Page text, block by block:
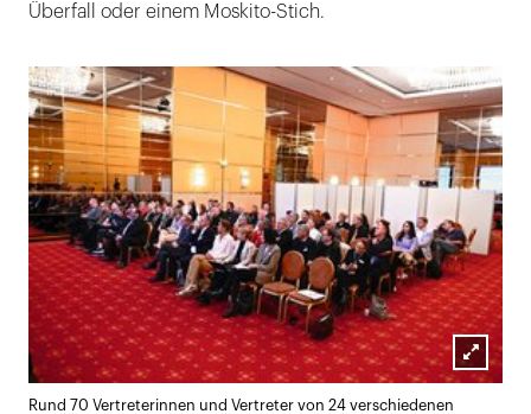
Überfall oder einem Moskito-Stich.
Rund 70 Vertreterinnen und Vertreter von 24 verschiedenen